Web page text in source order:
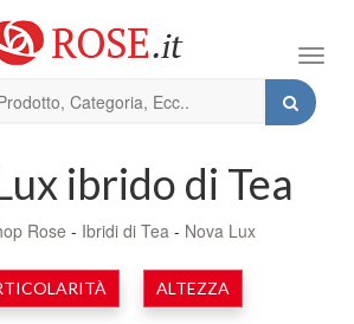
ibrido di Tea
Rose - Ibridi di Tea - Nova Lux
ALTEZZA